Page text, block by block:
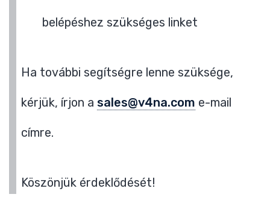
belépéshez szükséges linket
Ha további segítségre lenne szüksége,
kérjük, írjon a sales@v4na.com e-mail
címre.
Köszönjük érdeklődését!